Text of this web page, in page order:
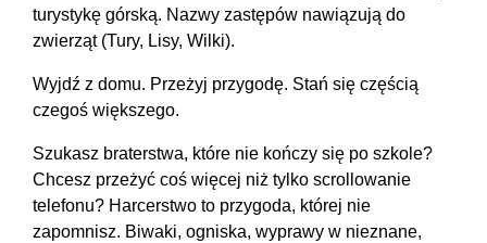
turystykę górską. Nazwy zastępów nawiązują do
zwierząt (Tury, Lisy, Wilki).
Wyjdź z domu. Przeżyj przygodę. Stań się częścią
czegoś większego.
Szukasz braterstwa, które nie kończy się po szkole?
Chcesz przeżyć coś więcej niż tylko scrollowanie
telefonu? Harcerstwo to przygoda, której nie
zapomnisz. Biwaki, ogniska, wyprawy w nieznane,